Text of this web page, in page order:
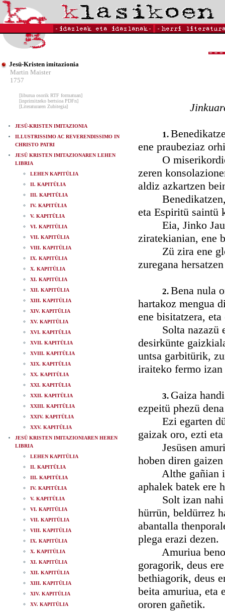
Jesü-Kristen imitazionia
Martin Maister
1757
[liburua osorik RTF formatuan]
[inprimitzeko bertsioa PDFn]
[Literaturaren Zubitegia]
JESÜ-KRISTEN IMITAZIONIA
ILLUSTRISSIMO AC REVERENDISSIMO IN
CHRISTO PATRI
JESÜ KRISTEN IMITAZIONAREN LEHEN
LIBRIA
LEHEN KAPITÜLIA
II. KAPITÜLIA
III. KAPITÜLIA
IV. KAPITÜLIA
V. KAPITÜLIA
VI. KAPITÜLIA
VII. KAPITÜLIA
VIII. KAPITÜLIA
IX. KAPITÜLIA
X. KAPITÜLIA
XI. KAPITÜLIA
XII. KAPITÜLIA
XIII. KAPITÜLIA
XIV. KAPITÜLIA
XV. KAPITÜLIA
XVI. KAPITÜLIA
XVII. KAPITÜLIA
XVIII. KAPITÜLIA
XIX. KAPITÜLIA
XX. KAPITÜLIA
XXI. KAPITÜLIA
XXII. KAPITÜLIA
XXIII. KAPITÜLIA
XXIV. KAPITÜLIA
XXV. KAPITÜLIA
JESÜ KRISTEN IMITAZIONIAREN HEREN
LIBRIA
LEHEN KAPITÜLIA
II. KAPITÜLIA
III. KAPITÜLIA
IV. KAPITÜLIA
V. KAPITÜLIA
VI. KAPITÜLIA
VII. KAPITÜLIA
VIII. KAPITÜLIA
IX. KAPITÜLIA
X. KAPITÜLIA
XI. KAPITÜLIA
XII. KAPITÜLIA
XIII. KAPITÜLIA
XIV. KAPITÜLIA
XV. KAPITÜLIA
1.
ene praubeziaz
O miserikordien
zeren
aldiz azkartzen
Benedikatzen,
eta Espiritü saintü
Eia, Jinko Jaun,
ziratekianian, ene
Zü zira ene
zuregana
2. Bena nula
hartakoz mengua
ene bisitatzera,
Solta nazazü
desirkünte
untsa garbitürik,
iraiteko fermo
3. Gaiza
ezpeitü phezü
Ezi egarten dü
gaizak oro, ezti
Jesüsen amurio
hoben diren
Althe gañian
aphalek batek ere
Solt izan nahi
hürrün, beldürrez
abantalla
plega erazi dezen.
Amuriua beno
goragorik, deus
bethiagorik, deus
beita amuriua, eta
ororen gañetik.